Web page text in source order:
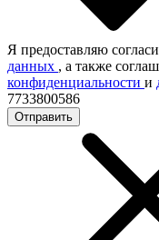
Я предоставляю
данных , а также
конфиденциальности и
7733800586
Отправить